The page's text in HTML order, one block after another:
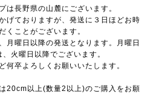
は長野県の山麓にございます。
げておりますが、発送に３日ほどお時
くことがございます。
月曜日以降の発送となります。月曜日
火曜日以降でございます。
何卒よろしくお願いいたします。
20cm以上(数量2以上)のご購入をお願